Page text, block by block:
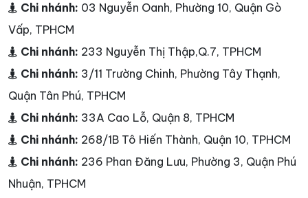
Chi nhánh: 03 Nguyễn Oanh, Phường 10, Quận Gò
Vấp, TPHCM
Chi nhánh: 233 Nguyễn Thị Thập,Q.7, TPHCM
Chi nhánh: 3/11 Trường Chinh, Phường Tây Thạnh,
Quận Tân Phú, TPHCM
Chi nhánh: 33A Cao Lỗ, Quận 8, TPHCM
Chi nhánh: 268/1B Tô Hiến Thành, Quận 10, TPHCM
Chi nhánh: 236 Phan Đăng Lưu, Phường 3, Quận Phú
Nhuận, TPHCM